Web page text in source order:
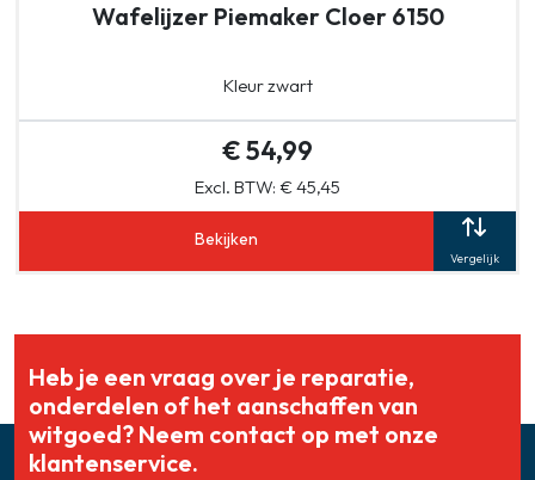
Wafelijzer Piemaker Cloer 6150
Kleur zwart
€ 54,99
Excl. BTW: € 45,45
Bekijken
Vergelijk
Heb je een vraag over je reparatie,
onderdelen of het aanschaffen van
witgoed? Neem contact op met onze
klantenservice.